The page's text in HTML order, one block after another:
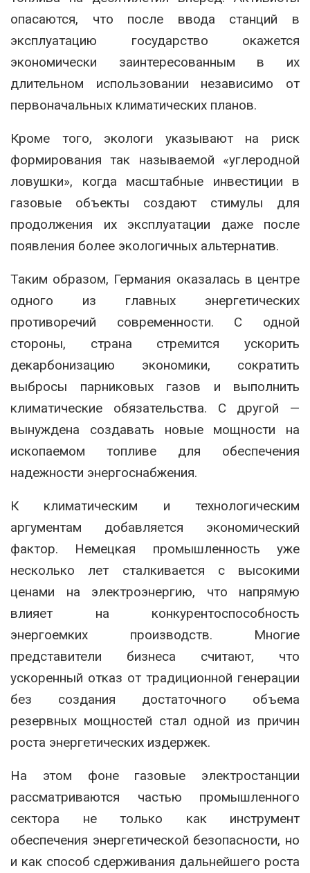
опасаются, что после ввода станций в
эксплуатацию государство окажется
экономически заинтересованным в их
длительном использовании независимо от
первоначальных климатических планов.
Кроме того, экологи указывают на риск
формирования так называемой «углеродной
ловушки», когда масштабные инвестиции в
газовые объекты создают стимулы для
продолжения их эксплуатации даже после
появления более экологичных альтернатив.
Таким образом, Германия оказалась в центре
одного из главных энергетических
противоречий современности. С одной
стороны, страна стремится ускорить
декарбонизацию экономики, сократить
выбросы парниковых газов и выполнить
климатические обязательства. С другой —
вынуждена создавать новые мощности на
ископаемом топливе для обеспечения
надежности энергоснабжения.
К климатическим и технологическим
аргументам добавляется экономический
фактор. Немецкая промышленность уже
несколько лет сталкивается с высокими
ценами на электроэнергию, что напрямую
влияет на конкурентоспособность
энергоемких производств. Многие
представители бизнеса считают, что
ускоренный отказ от традиционной генерации
без создания достаточного объема
резервных мощностей стал одной из причин
роста энергетических издержек.
На этом фоне газовые электростанции
рассматриваются частью промышленного
сектора не только как инструмент
обеспечения энергетической безопасности, но
и как способ сдерживания дальнейшего роста